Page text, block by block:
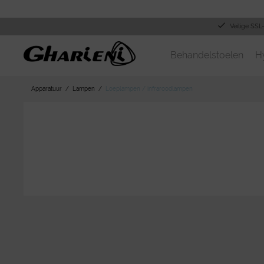
Veilige
Behandelstoelen
Apparatuur Lampen